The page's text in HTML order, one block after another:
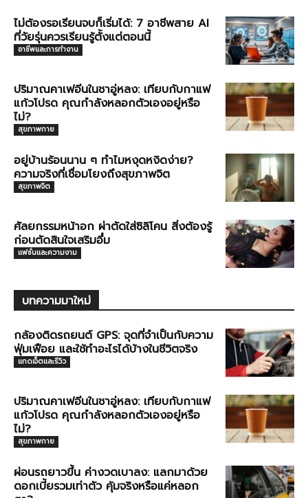
ไม่ต้องรอเรียนจบก็เริ่มได้: 7 อาชีพสาย AI
ที่วัยรุ่นควรเรียนรู้ตั้งแต่ตอนนี้
อาชีพและการทำงาน
ปริมาณคาเฟอีนในชาอู่หลง: เทียบกับกาแฟ
แก้วโปรด คุณกำลังหลอกตัวเองอยู่หรือ
ไม่?
สุขภาพกาย
อยู่บ้านร้อนนาน ๆ ทำไมหงุดหงิดง่าย?
ความจริงที่เชื่อมโยงถึงสุขภาพจิต
สุขภาพจิต
ศัลยกรรมหน้าอก ผ่าตัดใส่ซิลิโคน สิ่งต้องรู้
ก่อนตัดสินใจเสริมอึ๋ม
แฟชั่นและความงาม
บทความมาใหม่
กล้องติดรถยนต์ GPS: จุดที่จำเป็นกับความ
ฟุ่มเฟือย และใช้ทำอะไรได้บ้างในชีวิตจริง
แกดเจ็ตและรีวิว
ปริมาณคาเฟอีนในชาอู่หลง: เทียบกับกาแฟ
แก้วโปรด คุณกำลังหลอกตัวเองอยู่หรือ
ไม่?
สุขภาพกาย
ผ่อนรถยาวขึ้น ค่างวดเบาลง: แลกมาด้วย
ดอกเบี้ยรวมเท่าตัว คุ้มจริงหรือแค่หลอก